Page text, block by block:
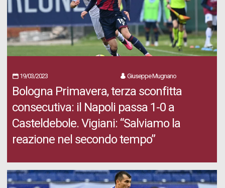
19/03/2023 Giuseppe Mugnano
Bologna Primavera, terza sconfitta
consecutiva: il Napoli passa 1-0 a
Casteldebole. Vigiani: “Salviamo la
reazione nel secondo tempo”